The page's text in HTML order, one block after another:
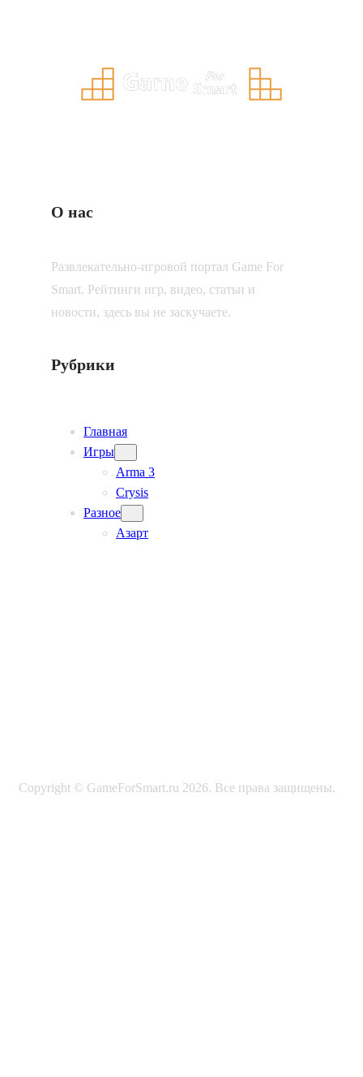
О нас
Развлекательно-игровой портал Game For
Smart. Рейтинги игр, видео, статьи и
новости, здесь вы не заскучаете.
Рубрики
Главная
Игры
Arma 3
Crysis
Разное
Азарт
Copyright © GameForSmart.ru 2026. Все права защищены.